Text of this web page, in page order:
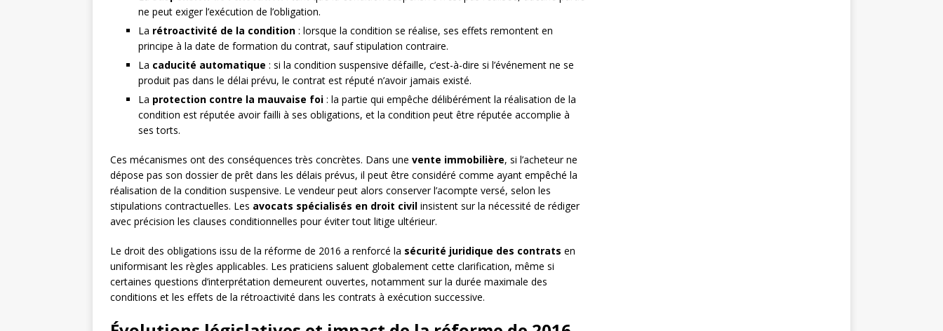
ne peut exiger l’exécution de l’obligation.
La rétroactivité de la condition : lorsque la condition se réalise, ses effets remontent en
principe à la date de formation du contrat, sauf stipulation contraire.
La caducité automatique : si la condition suspensive défaille, c’est-à-dire si l’événement ne se
produit pas dans le délai prévu, le contrat est réputé n’avoir jamais existé.
La protection contre la mauvaise foi : la partie qui empêche délibérément la réalisation de la
condition est réputée avoir failli à ses obligations, et la condition peut être réputée accomplie à
ses torts.
Ces mécanismes ont des conséquences très concrètes. Dans une vente immobilière, si l’acheteur ne
dépose pas son dossier de prêt dans les délais prévus, il peut être considéré comme ayant empêché la
réalisation de la condition suspensive. Le vendeur peut alors conserver l’acompte versé, selon les
stipulations contractuelles. Les avocats spécialisés en droit civil insistent sur la nécessité de rédiger
avec précision les clauses conditionnelles pour éviter tout litige ultérieur.
Le droit des obligations issu de la réforme de 2016 a renforcé la sécurité juridique des contrats en
uniformisant les règles applicables. Les praticiens saluent globalement cette clarification, même si
certaines questions d’interprétation demeurent ouvertes, notamment sur la durée maximale des
conditions et les effets de la rétroactivité dans les contrats à exécution successive.